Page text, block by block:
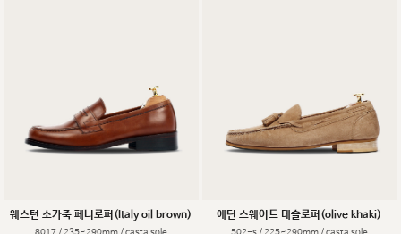
웨스턴 소가죽 페니로퍼(Italy oil brown) 에딘 스웨이드 테슬로퍼(olive khaki)